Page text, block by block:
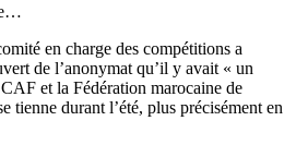
en charge des compétitions a
de l’anonymat qu’il y avait « un
et la Fédération marocaine de
tienne durant l’été, plus précisément en